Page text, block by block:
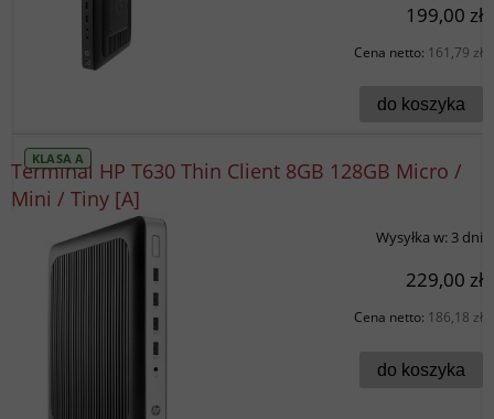
199,00 zł
Cena netto: 161,79 zł
do koszyka
Terminal HP T630 Thin Client 8GB 128GB Micro /
Mini / Tiny [A]
KLASA A
Wysyłka w: 3 dni
229,00 zł
Cena netto: 186,18 zł
do koszyka